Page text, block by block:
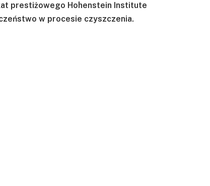
prestiżowego Hohenstein Institute
w procesie czyszczenia.